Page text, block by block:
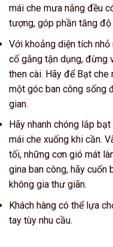
mái che mưa nắng đều
tượng, góp phần tăng
Với khoảng diện tích
cố gắng tận dụng, đừng
then cài. Hãy để Bạt che
một góc ban công sống
gian.
Hãy nhanh chóng lắp
mái che xuống khi cần.
tối, những cơn gió mát
gina ban công, hãy
không gia thư giãn.
Khách hàng có thể lựa
tay tùy nhu cầu.